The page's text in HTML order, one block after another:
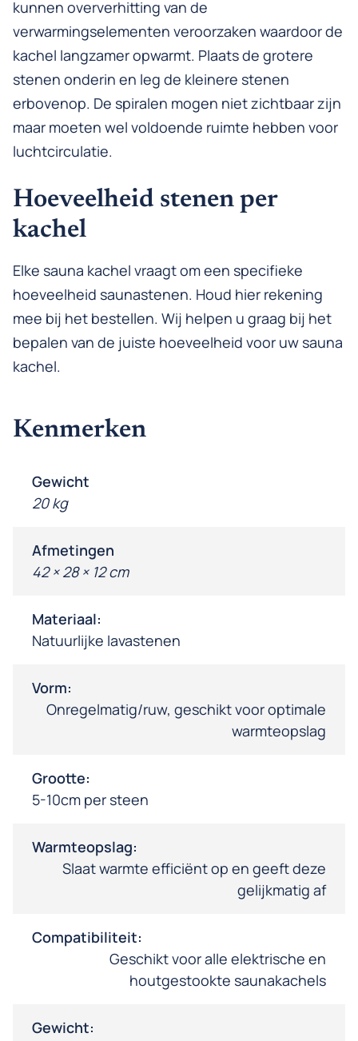
kunnen oververhitting van de
verwarmingselementen veroorzaken waardoor de
kachel langzamer opwarmt. Plaats de grotere
stenen onderin en leg de kleinere stenen
erbovenop. De spiralen mogen niet zichtbaar zijn
maar moeten wel voldoende ruimte hebben voor
luchtcirculatie.
Hoeveelheid stenen per
kachel
Elke sauna kachel vraagt om een specifieke
hoeveelheid saunastenen. Houd hier rekening
mee bij het bestellen. Wij helpen u graag bij het
bepalen van de juiste hoeveelheid voor uw sauna
kachel.
Kenmerken
Gewicht
20 kg
Afmetingen
42 × 28 × 12 cm
Materiaal:
Natuurlijke lavastenen
Vorm:
Onregelmatig/ruw, geschikt voor optimale
warmteopslag
Grootte:
5-10cm per steen
Warmteopslag:
Slaat warmte efficiënt op en geeft deze
gelijkmatig af
Compatibiliteit:
Geschikt voor alle elektrische en
houtgestookte saunakachels
Gewicht: